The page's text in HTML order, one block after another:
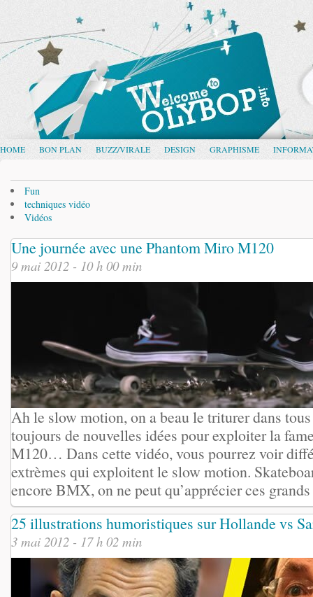
HOME BON PLAN BUZZ/VIRALE DESIGN GRAPHISME
Fun
techniques vidéo
Vidéos
Une journée avec une Phantom Miro M120
9 mai 2012 - 10 h 00 min
Ah le slow motion, on a beau le triturer dans
toujours de nouvelles idées pour exploiter la
M120… Dans cette vidéo, vous pourrez voir
extrèmes qui exploitent le slow motion.
encore BMX, on ne peut qu’apprécier ces
25 illustrations humoristiques sur Hollande vs
3 mai 2012 - 17 h 02 min